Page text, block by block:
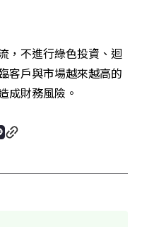
，不進行綠色投資、迴
客戶與市場越來越高的
成財務風險。